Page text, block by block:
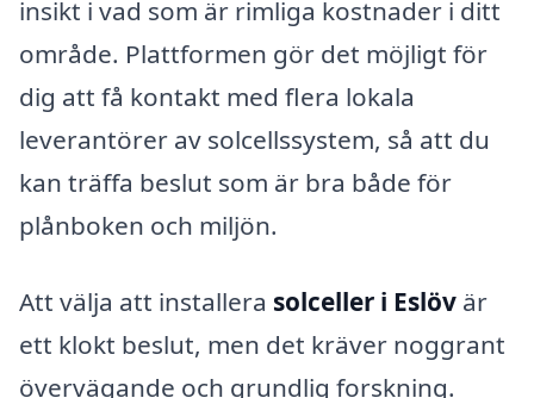
insikt i vad som är rimliga kostnader i ditt
område. Plattformen gör det möjligt för
dig att få kontakt med flera lokala
leverantörer av solcellssystem, så att du
kan träffa beslut som är bra både för
plånboken och miljön.
Att välja att installera solceller i Eslöv är
ett klokt beslut, men det kräver noggrant
övervägande och grundlig forskning.